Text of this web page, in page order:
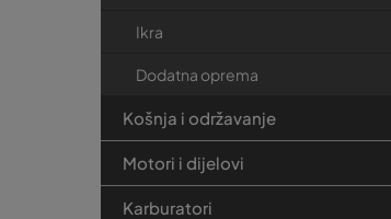
Ikra
Dodatna oprema
Košnja i održavanje
Motori i dijelovi
Karburatori